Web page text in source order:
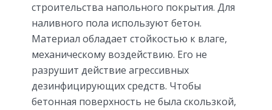
строительства напольного покрытия. Для
наливного пола используют бетон.
Материал обладает стойкостью к влаге,
механическому воздействию. Его не
разрушит действие агрессивных
дезинфицирующих средств. Чтобы
бетонная поверхность не была скользкой,